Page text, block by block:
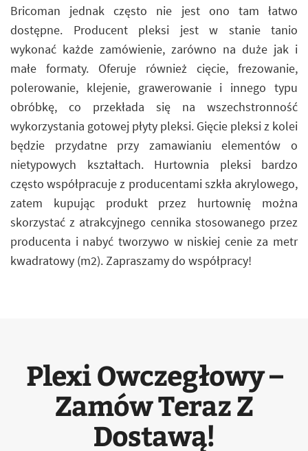
Bricoman jednak często nie jest ono tam łatwo
dostępne. Producent pleksi jest w stanie tanio
wykonać każde zamówienie, zarówno na duże jak i
małe formaty. Oferuje również cięcie, frezowanie,
polerowanie, klejenie, grawerowanie i innego typu
obróbkę, co przekłada się na wszechstronność
wykorzystania gotowej płyty pleksi. Gięcie pleksi z kolei
będzie przydatne przy zamawianiu elementów o
nietypowych kształtach. Hurtownia pleksi bardzo
często współpracuje z producentami szkła akrylowego,
zatem kupując produkt przez hurtownię można
skorzystać z atrakcyjnego cennika stosowanego przez
producenta i nabyć tworzywo w niskiej cenie za metr
kwadratowy (m2). Zapraszamy do współpracy!
Plexi Owczegłowy –
Zamów Teraz Z
Dostawą!